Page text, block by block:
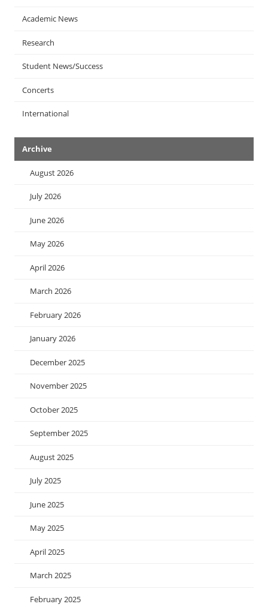
Academic News
Research
Student News/Success
Concerts
International
Archive
August 2026
July 2026
June 2026
May 2026
April 2026
March 2026
February 2026
January 2026
December 2025
November 2025
October 2025
September 2025
August 2025
July 2025
June 2025
May 2025
April 2025
March 2025
February 2025